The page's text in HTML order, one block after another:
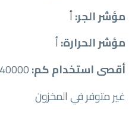
مؤشر الجر:أ
مؤشر الحرارة:أ
أقصى استخدام كم:
غير متوفر في المخزون